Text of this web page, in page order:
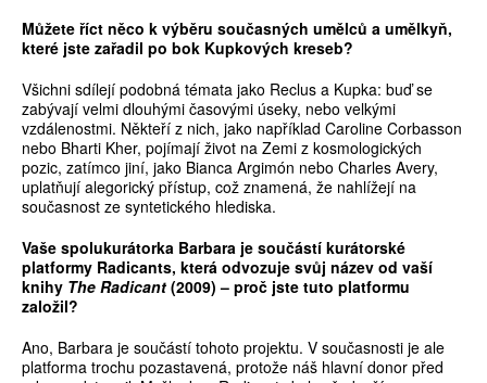
Můžete říct něco k výběru současných umělců a umělkyň,
které jste zařadil po bok Kupkových kreseb?
Všichni sdílejí podobná témata jako Reclus a Kupka: buď se
zabývají velmi dlouhými časovými úseky, nebo velkými
vzdálenostmi. Někteří z nich, jako například Caroline Corbasson
nebo Bharti Kher, pojímají život na Zemi z kosmologických
pozic, zatímco jiní, jako Bianca Argimón nebo Charles Avery,
uplatňují alegorický přístup, což znamená, že nahlížejí na
současnost ze ­syntetického hlediska.
Vaše spolukurátorka Barbara je součástí kurátorské
platformy Radicants, která odvozuje svůj název od vaší
knihy The Radicant (2009) – proč jste tuto platformu
založil?
Ano, Barbara je součástí tohoto projektu. V současnosti je ale
platforma trochu pozastavená, protože náš hlavní donor před